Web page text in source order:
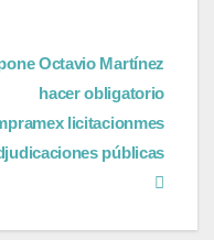
Octavio Martínez
hacer obligatorio
licitacionmes
públicas